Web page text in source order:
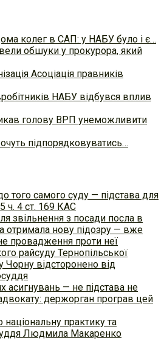
колег в САП: у НАБУ було і є…
обшуки у прокурора, який
Асоціація правників
НАБУ відбувся вплив
голову ВРП унеможливити
підпорядковуватись…
того самого суду — підстава для
ч. 4 ст. 169 КАС
звільнення з посади посла в
отримала нову підозру — вже
провадження проти неї
райсуду Тернопільської
Чорну відсторонено від
— не підстава не
держорган програв цей
практику та
Людмила Макаренко